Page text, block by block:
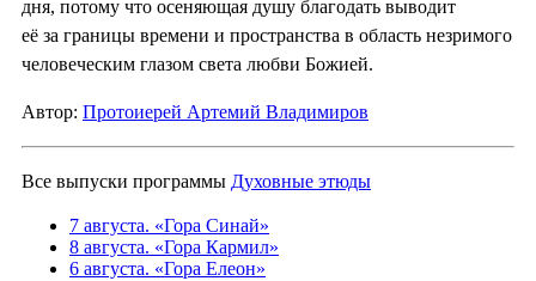
дня, потому что осеняющая душу благодать выводит
её за границы времени и пространства в область незримого
человеческим глазом света любви Божией.
Автор: Протоиерей Артемий Владимиров
Все выпуски программы Духовные этюды
7 августа. «Гора Синай»
8 августа. «Гора Кармил»
6 августа. «Гора Елеон»